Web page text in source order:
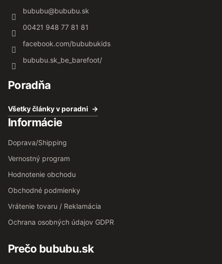
bububu@bububu.sk
00421 948 77 81 81
facebook.com/bububukids
bububu.sk_be_barefoot/
Poradňa
Všetky články v poradni
Informácie
Doprava/Shipping
Vernostný program
Hodnotenie obchodu
Obchodné podmienky
Vrátenie tovaru / Reklamácia
Ochrana osobných údajov GDPR
Prečo bububu.sk